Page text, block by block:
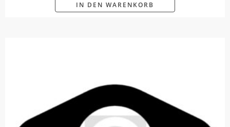
IN DEN WARENKORB